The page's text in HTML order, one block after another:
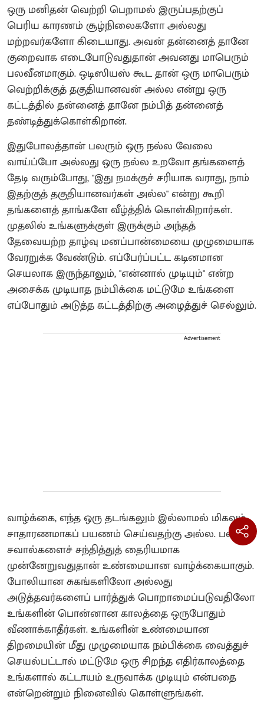
ஒரு மனிதன் வெற்றி பெறாமல் இருப்பதற்குப்
பெரிய காரணம் சூழ்நிலைகளோ அல்லது
மற்றவர்களோ கிடையாது. அவன் தன்னைத் தானே
குறைவாக எடைபோடுவதுதான் அவனது மாபெரும்
பலவீனமாகும். ஒடிஸியஸ் கூட தான் ஒரு மாபெரும்
வெற்றிக்குத் தகுதியானவன் அல்ல என்று ஒரு
கட்டத்தில் தன்னைத் தானே நம்பித் தன்னைத்
தண்டித்துக்கொள்கிறான்.
இதுபோலத்தான் பலரும் ஒரு நல்ல வேலை
வாய்ப்போ அல்லது ஒரு நல்ல உறவோ தங்களைத்
தேடி வரும்போது, "இது நமக்குச் சரியாக வராது, நாம்
இதற்குத் தகுதியானவர்கள் அல்ல" என்று கூறி
தங்களைத் தாங்களே வீழ்த்திக் கொள்கிறார்கள்.
முதலில் உங்களுக்குள் இருக்கும் அந்தத்
தேவையற்ற தாழ்வு மனப்பான்மையை முழுமையாக
வேரறுக்க வேண்டும். எப்பேர்ப்பட்ட கடினமான
செயலாக இருந்தாலும், "என்னால் முடியும்" என்ற
அசைக்க முடியாத நம்பிக்கை மட்டுமே உங்களை
எப்போதும் அடுத்த கட்டத்திற்கு அழைத்துச் செல்லும்.
Advertisement
வாழ்க்கை, எந்த ஒரு தடங்கலும் இல்லாமல் மிகவும்
சாதாரணமாகப் பயணம் செய்வதற்கு அல்ல. பல
சவால்களைச் சந்தித்துத் தைரியமாக
முன்னேறுவதுதான் உண்மையான வாழ்க்கையாகும்.
போலியான சுகங்களிலோ அல்லது
அடுத்தவர்களைப் பார்த்துக் பொறாமைப்படுவதிலோ
உங்களின் பொன்னான காலத்தை ஒருபோதும்
வீணாக்காதீர்கள். உங்களின் உண்மையான
திறமையின் மீது முழுமையாக நம்பிக்கை வைத்துச்
செயல்பட்டால் மட்டுமே ஒரு சிறந்த எதிர்காலத்தை
உங்களால் கட்டாயம் உருவாக்க முடியும் என்பதை
என்றென்றும் நினைவில் கொள்ளுங்கள்.